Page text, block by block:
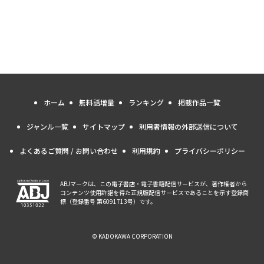
ホーム 無料話増量 ランキング 掲載作品一覧
ジャンル一覧 サイトマップ 利用者情報の外部送信について
よくあるご質問 / お問い合わせ 利用規約 プライバシーポリシー
ABJマークは、この電子書店・電子書籍配信サービスが、著作権者から
コンテンツ使用許諾を得た正規版配信サービスであることを示す登録商
標（登録番号 第6091713号）です。
© KADOKAWA CORPORATION